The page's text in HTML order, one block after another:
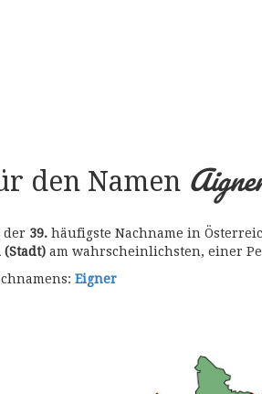
den Namen
der 39. häufigste Nachname in
am wahrscheinlichsten, einer
Eigner